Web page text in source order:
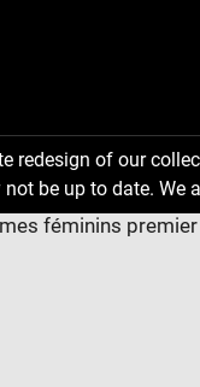
redesign of our
be up to date. We